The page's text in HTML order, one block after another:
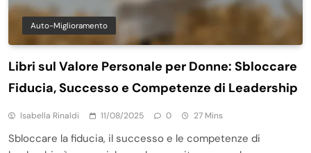
Auto-Miglioramento
Libri sul Valore Personale per Donne: Sbloccare
Fiducia, Successo e Competenze di Leadership
Isabella Rinaldi 11/08/2025 0 27 Mins
Sbloccare la fiducia, il successo e le competenze di